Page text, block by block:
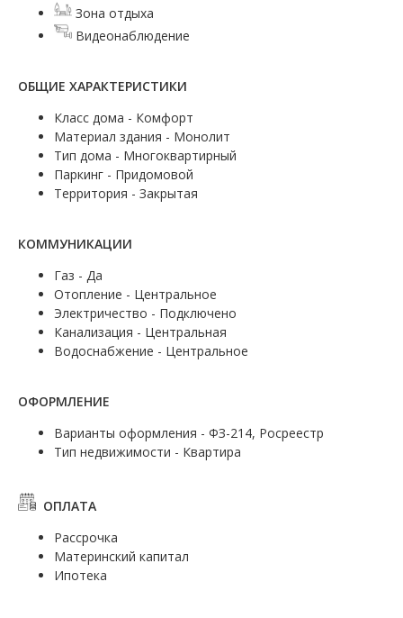
Зона отдыха
Видеонаблюдение
ОБЩИЕ ХАРАКТЕРИСТИКИ
Класс дома - Комфорт
Материал здания - Монолит
Тип дома - Многоквартирный
Паркинг - Придомовой
Территория - Закрытая
КОММУНИКАЦИИ
Газ - Да
Отопление - Центральное
Электричество - Подключено
Канализация - Центральная
Водоснабжение - Центральное
ОФОРМЛЕНИЕ
Варианты оформления - ФЗ-214, Росреестр
Тип недвижимости - Квартира
ОПЛАТА
Рассрочка
Материнский капитал
Ипотека